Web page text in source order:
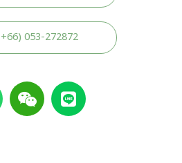
053-272872
W
e
i
L
i
n